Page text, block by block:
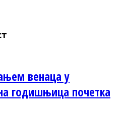
венаца у
годишњица почетка